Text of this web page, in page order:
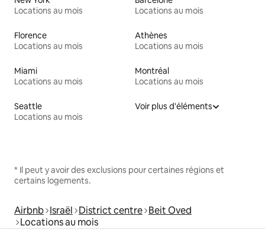
Locations au mois
Locations au mois
Florence
Locations au mois
Athènes
Locations au mois
Miami
Locations au mois
Montréal
Locations au mois
Seattle
Locations au mois
Voir plus d'éléments
* Il peut y avoir des exclusions pour certaines régions et
certains logements.
Airbnb Israël District centre Beit Oved
Locations au mois